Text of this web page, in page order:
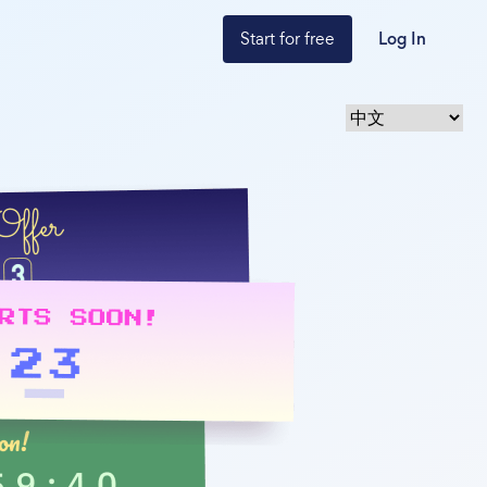
Start for free Log In